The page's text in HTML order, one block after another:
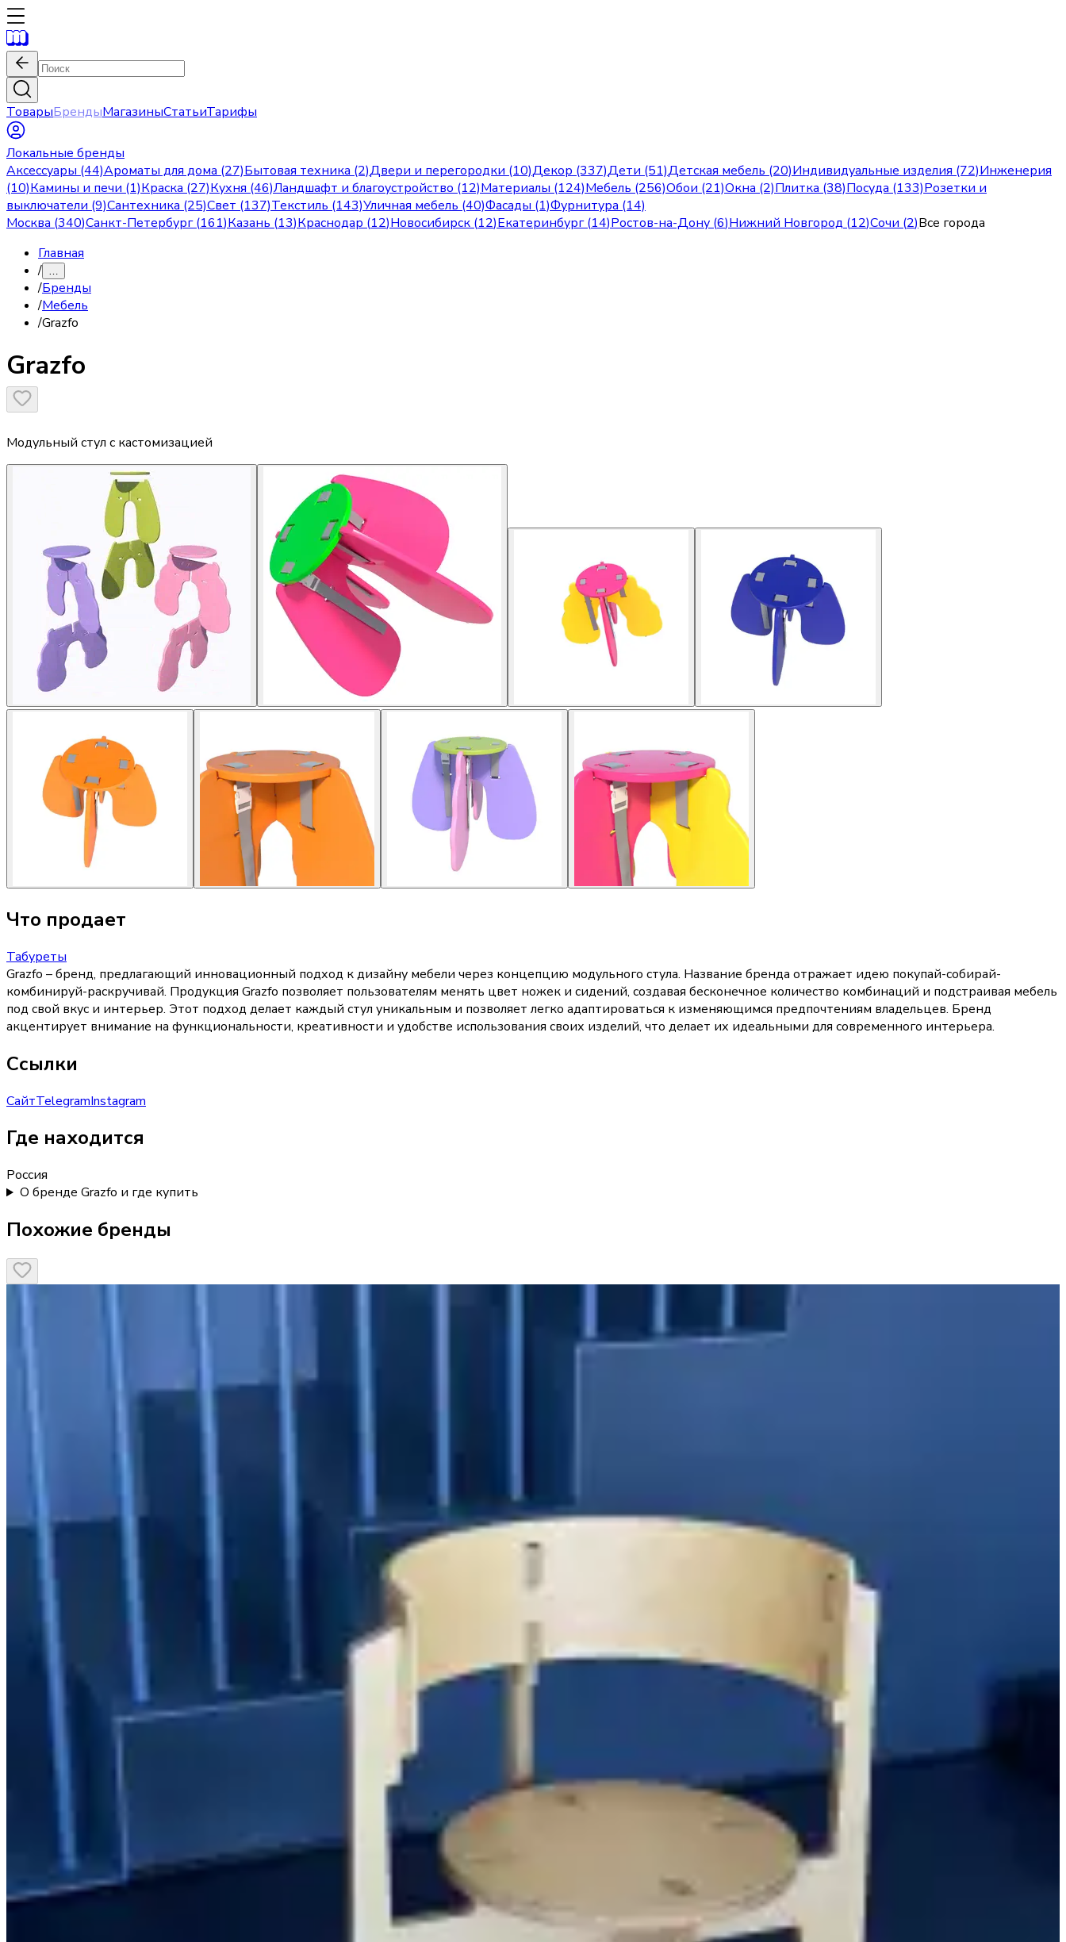
ТоварыБрендыМагазиныСтатьиТарифы
Локальные бренды
Аксессуары (44)Ароматы для дома (27)Бытовая техника (2)Двери и перегородки (10)Декор (337)Дети (51)Детская мебель (20)Индивидуальные изделия (72)Инженерия
(10)Камины и печи (1)Краска (27)Кухня (46)Ландшафт и благоустройство (12)Материалы (124)Мебель (256)Обои (21)Окна (2)Плитка (38)Посуда (133)Розетки и
выключатели (9)Сантехника (25)Свет (137)Текстиль (143)Уличная мебель (40)Фасады (1)Фурнитура (14)
Москва (340)Санкт-Петербург(161)Казань (13)Краснодар (12)Новосибирск (12)Екатеринбург(14)Ростов-на-Дону (6)Нижний Новгород (12)Сочи (2)Все города
Главная
/ …
/Бренды
/Мебель
/Grazfo
Grazfo
Модульный стул с кастомизацией
Что продает
Табуреты
Grazfo – бренд, предлагающий инновационный подход к дизайну мебели через концепцию модульного стула. Название бренда отражает идею покупай-собирай-
комбинируй-раскручивай. Продукция Grazfo позволяет пользователям менять цвет ножек и сидений, создавая бесконечное количество комбинаций и подстраивая мебель
под свой вкус и интерьер. Этот подход делает каждый стул уникальным и позволяет легко адаптироваться к изменяющимся предпочтениям владельцев. Бренд
акцентирует внимание на функциональности, креативности и удобстве использования своих изделий, что делает их идеальными для современного интерьера.
Ссылки
СайтTelegramInstagram
Где находится
Россия
О бренде Grazfo и где купить
Похожие бренды